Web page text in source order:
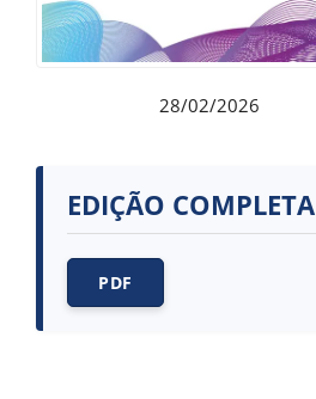
28/02/2026
EDIÇÃO COMPLETA
PDF